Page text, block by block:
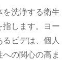
を洗浄する衛生
します。ヨー
ビデは、個人
の関心の高ま